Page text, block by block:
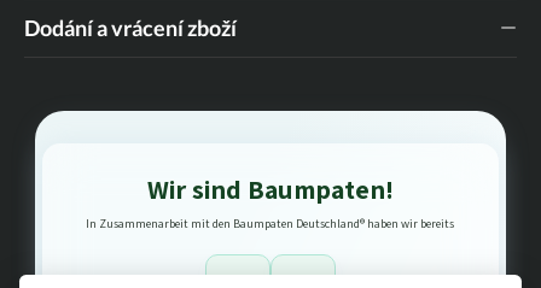
Dodání a vrácení zboží
Wir sind Baumpaten!
In Zusammenarbeit mit den Baumpaten Deutschland® haben wir bereits